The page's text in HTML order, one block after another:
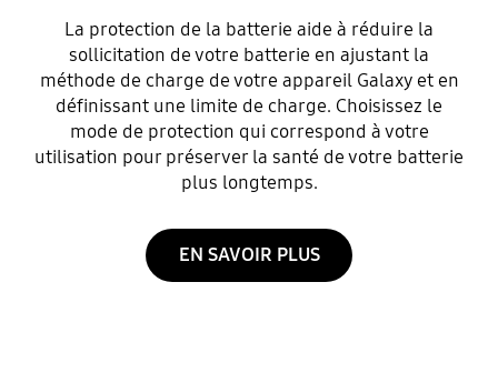
La protection de la batterie aide à réduire la
sollicitation de votre batterie en ajustant la
méthode de charge de votre appareil Galaxy et en
définissant une limite de charge. Choisissez le
mode de protection qui correspond à votre
utilisation pour préserver la santé de votre batterie
plus longtemps.
EN SAVOIR PLUS